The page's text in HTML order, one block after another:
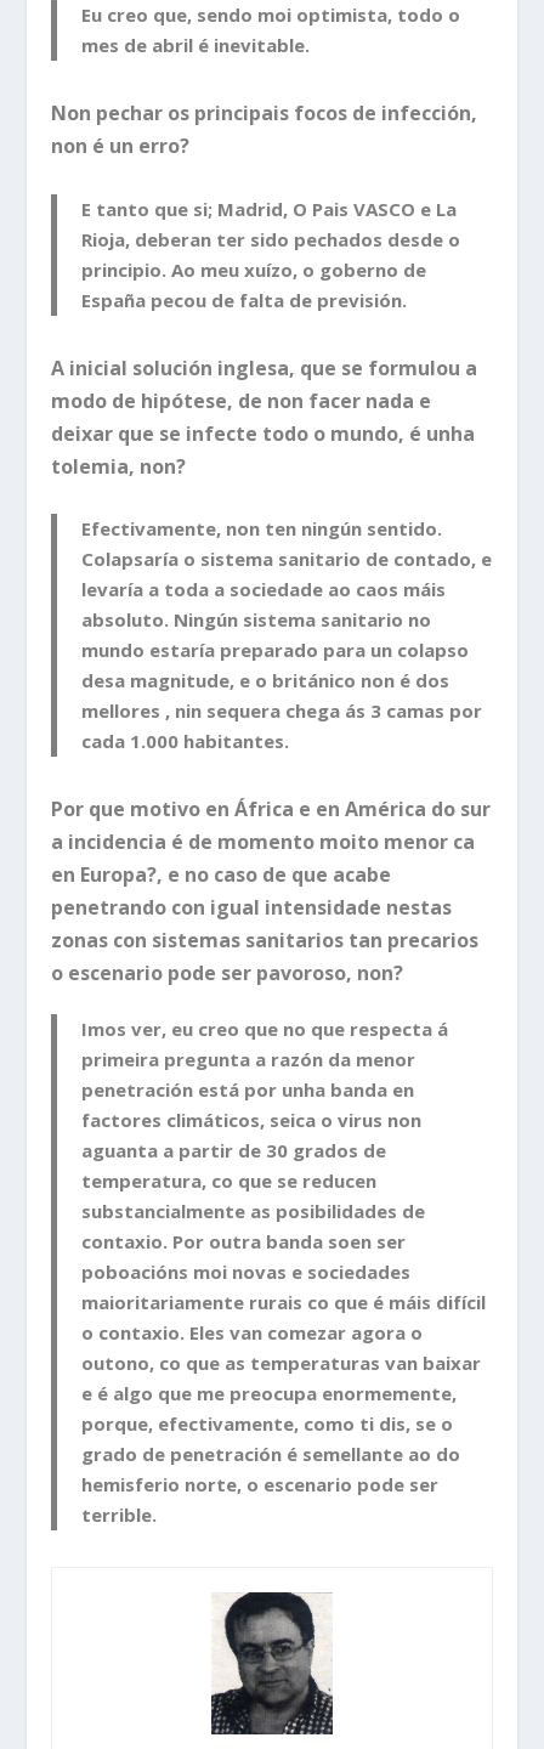
Eu creo que, sendo moi optimista, todo o
mes de abril é inevitable.
Non pechar os principais focos de infección,
non é un erro?
E tanto que si; Madrid, O Pais VASCO e La
Rioja, deberan ter sido pechados desde o
principio. Ao meu xuízo, o goberno de
España pecou de falta de previsión.
A inicial solución inglesa, que se formulou a
modo de hipótese, de non facer nada e
deixar que se infecte todo o mundo, é unha
tolemia, non?
Efectivamente, non ten ningún sentido.
Colapsaría o sistema sanitario de contado, e
levaría a toda a sociedade ao caos máis
absoluto. Ningún sistema sanitario no
mundo estaría preparado para un colapso
desa magnitude, e o británico non é dos
mellores , nin sequera chega ás 3 camas por
cada 1.000 habitantes.
Por que motivo en África e en América do sur
a incidencia é de momento moito menor ca
en Europa?, e no caso de que acabe
penetrando con igual intensidade nestas
zonas con sistemas sanitarios tan precarios
o escenario pode ser pavoroso, non?
Imos ver, eu creo que no que respecta á
primeira pregunta a razón da menor
penetración está por unha banda en
factores climáticos, seica o virus non
aguanta a partir de 30 grados de
temperatura, co que se reducen
substancialmente as posibilidades de
contaxio. Por outra banda soen ser
poboacións moi novas e sociedades
maioritariamente rurais co que é máis difícil
o contaxio. Eles van comezar agora o
outono, co que as temperaturas van baixar
e é algo que me preocupa enormemente,
porque, efectivamente, como ti dis, se o
grado de penetración é semellante ao do
hemisferio norte, o escenario pode ser
terrible.